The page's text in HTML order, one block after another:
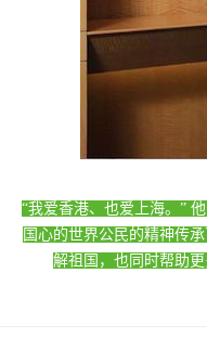
“我爱香港、也爱上海。”
国心的世界公民的精神传
解祖国，也同时帮助